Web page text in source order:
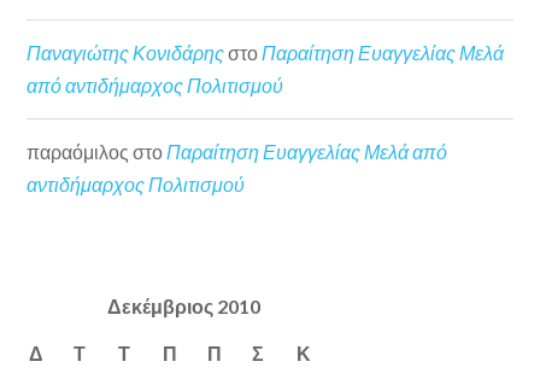
Παναγιώτης ΚονιδάρηςστοΠαραίτηση Ευαγγελίας Μελά
από αντιδήμαρχος Πολιτισμού
παραόμιλος στοΠαραίτηση Ευαγγελίας Μελά από
αντιδήμαρχος Πολιτισμού
Δεκέμβριος 2010
Δ Τ Τ Π Π Σ Κ